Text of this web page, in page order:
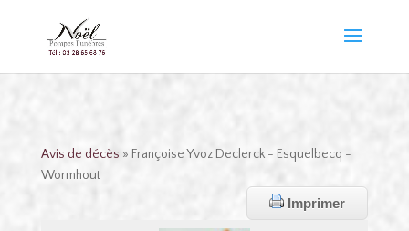
Avis de décès » Françoise Yvoz Declerck - Esquelbecq -
Wormhout
Imprimer